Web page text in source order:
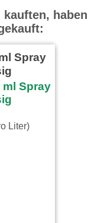
am
für,
die
…
23.09.2016
haben
Spray
Liter)